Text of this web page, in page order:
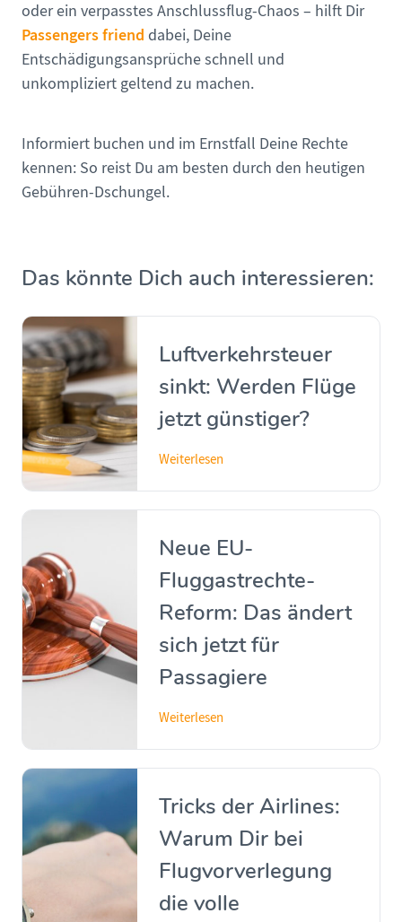
oder ein verpasstes Anschlussflug-Chaos – hilft Dir
Passengers friend dabei, Deine
Entschädigungsansprüche schnell und
unkompliziert geltend zu machen.
Informiert buchen und im Ernstfall Deine Rechte
kennen: So reist Du am besten durch den heutigen
Gebühren-Dschungel.
Das könnte Dich auch interessieren:
Luftverkehrsteuer
sinkt: Werden Flüge
jetzt günstiger?
Weiterlesen
Neue EU-
Fluggastrechte-
Reform: Das ändert
sich jetzt für
Passagiere
Weiterlesen
Tricks der Airlines:
Warum Dir bei
Flugvorverlegung
die volle